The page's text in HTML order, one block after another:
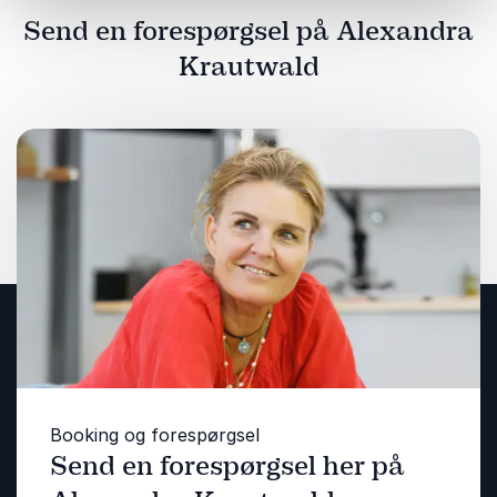
Send en forespørgsel på Alexandra
Krautwald
Booking og forespørgsel
Send en forespørgsel her på